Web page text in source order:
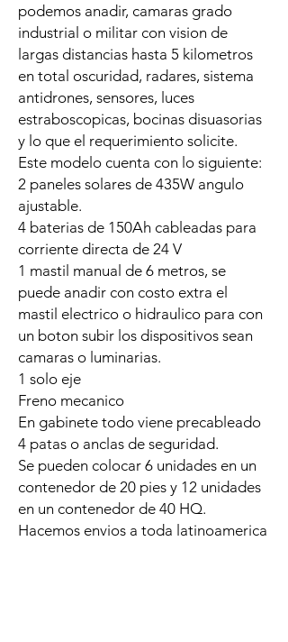
podemos anadir, camaras grado
industrial o militar con vision de
largas distancias hasta 5 kilometros
en total oscuridad, radares, sistema
antidrones, sensores, luces
estraboscopicas, bocinas disuasorias
y lo que el requerimiento solicite.
Este modelo cuenta con lo siguiente:
2 paneles solares de 435W angulo
ajustable.
4 baterias de 150Ah cableadas para
corriente directa de 24 V
1 mastil manual de 6 metros, se
puede anadir con costo extra el
mastil electrico o hidraulico para con
un boton subir los dispositivos sean
camaras o luminarias.
1 solo eje
Freno mecanico
En gabinete todo viene precableado
4 patas o anclas de seguridad.
Se pueden colocar 6 unidades en un
contenedor de 20 pies y 12 unidades
en un contenedor de 40 HQ.
Hacemos envios a toda latinoamerica